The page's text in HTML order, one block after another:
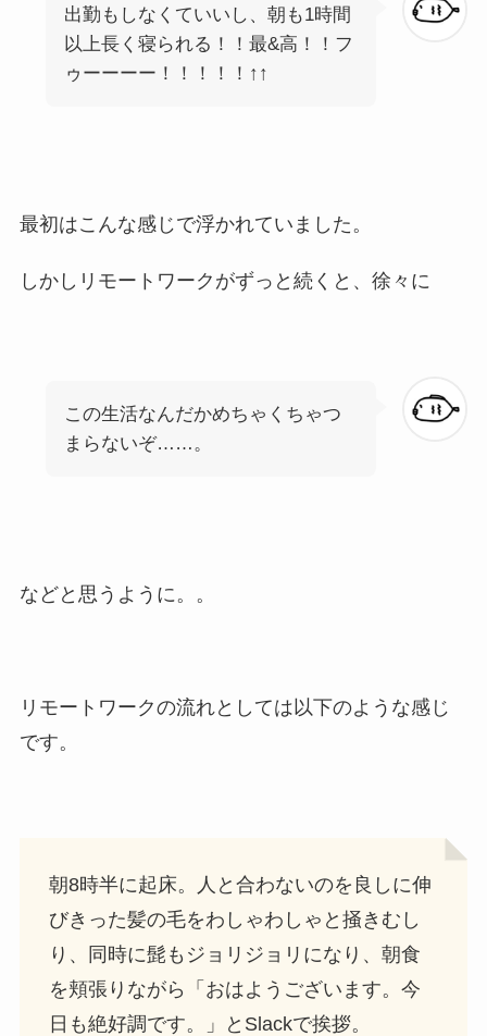
出勤もしなくていいし、朝も1時間
以上長く寝られる！！最&高！！フ
ゥーーーー！！！！！↑↑
最初はこんな感じで浮かれていました。
しかしリモートワークがずっと続くと、徐々に
この生活なんだかめちゃくちゃつ
まらないぞ……。
などと思うように。。
リモートワークの流れとしては以下のような感じ
です。
朝8時半に起床。人と合わないのを良しに伸
びきった髪の毛をわしゃわしゃと掻きむし
り、同時に髭もジョリジョリになり、朝食
を頬張りながら「おはようございます。今
日も絶好調です。」とSlackで挨拶。